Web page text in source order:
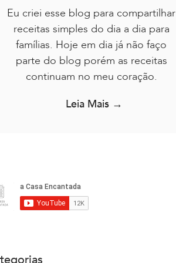
Eu criei esse blog para compartilhar
receitas simples do dia a dia para
famílias. Hoje em dia já não faço
parte do blog porém as receitas
continuam no meu coração.
Leia Mais →